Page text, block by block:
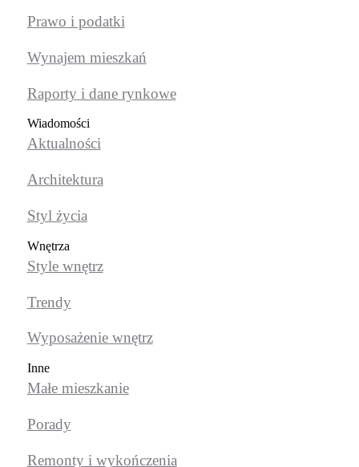
Prawo i podatki
Wynajem mieszkań
Raporty i dane rynkowe
Wiadomości
Aktualności
Architektura
Styl życia
Wnętrza
Style wnętrz
Trendy
Wyposażenie wnętrz
Inne
Małe mieszkanie
Porady
Remonty i wykończenia